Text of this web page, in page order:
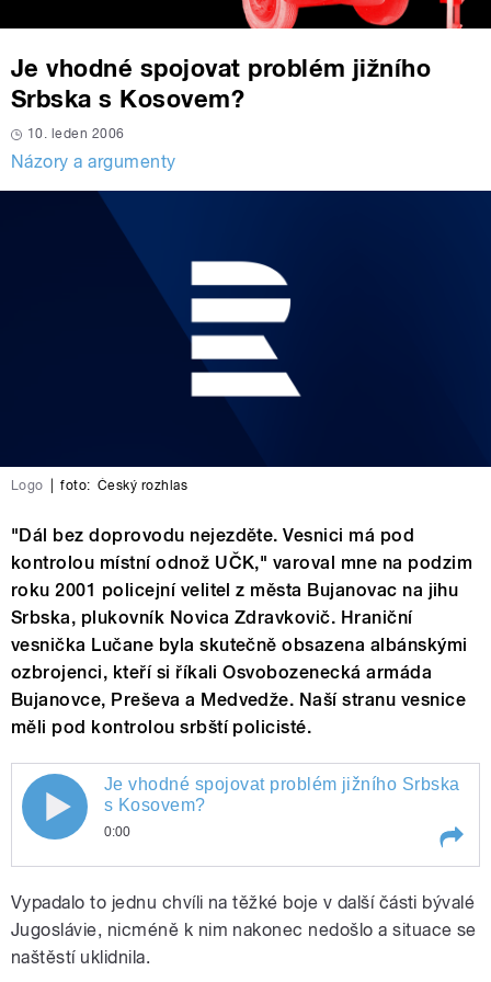
Je vhodné spojovat problém jižního
Srbska s Kosovem?
10. leden 2006
Názory a argumenty
Logo foto: Český rozhlas
"Dál bez doprovodu nejezděte. Vesnici má pod
kontrolou místní odnož UČK," varoval mne na podzim
roku 2001 policejní velitel z města Bujanovac na jihu
Srbska, plukovník Novica Zdravkovič. Hraniční
vesnička Lučane byla skutečně obsazena albánskými
ozbrojenci, kteří si říkali Osvobozenecká armáda
Bujanovce, Preševa a Medvedže. Naší stranu vesnice
měli pod kontrolou srbští policisté.
Je vhodné spojovat problém jižního Srbska
s Kosovem?
0:00
Vypadalo to jednu chvíli na těžké boje v další části bývalé
Jugoslávie, nicméně k nim nakonec nedošlo a situace se
naštěstí uklidnila.